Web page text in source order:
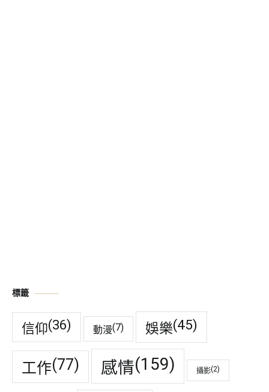
標籤
信仰(36) 動漫(7) 娛樂(45)
工作(77) 感情(159) 攝影(2)